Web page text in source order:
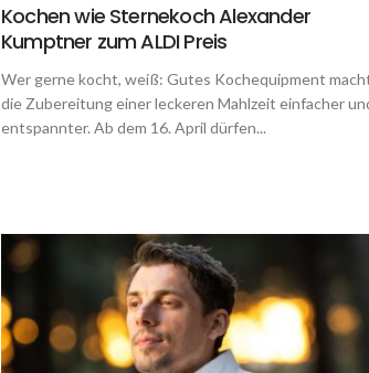
Kochen wie Sternekoch Alexander
Kumptner zum ALDI Preis
Wer gerne kocht, weiß: Gutes Kochequipment
die Zubereitung einer leckeren Mahlzeit einfacher
entspannter. Ab dem 16. April dürfen...